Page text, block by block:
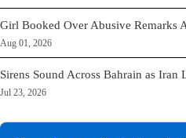
Girl Booked Over Abusive Remarks
Aug 01, 2026
Sirens Sound Across Bahrain as Iran
Jul 23, 2026